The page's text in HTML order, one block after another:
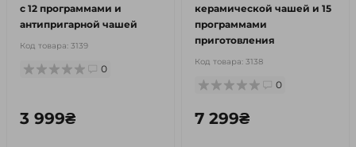
с 12 программами и
антипригарной чашей
Код товара: 3139
0
3 999₴
керамической чашей и 15
программами
приготовления
Код товара: 3138
0
7 299₴